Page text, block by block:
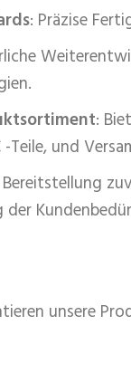
: Präzise
:
Teile, und
der
unsere